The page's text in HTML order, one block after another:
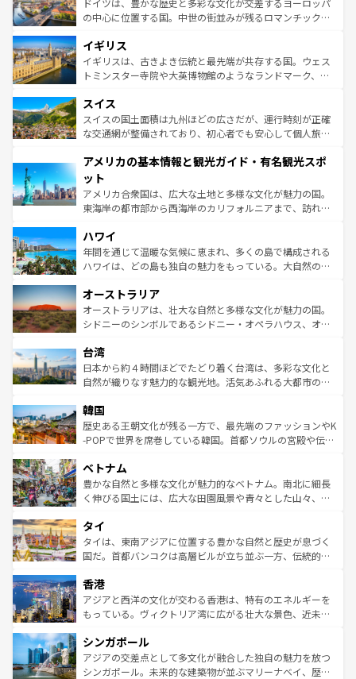
ンテンツ一覧を参照してほしい。
から魅了する。また、フランスは美食の国としても知ら
いる。シャンパンの発祥地であるランス、プロヴァンスの
香り高いラベンダー畑など、多彩な楽しみ方が可能だ。さ
らに、パリ以外の地域にも魅力が溢れており、どの街角に
れる地方に足を運ぶとそれぞれで全く異なる文化を体験で
きるだろう。 なお、新着のフランス情報はコンテンツ一覧
を参照してほしい。
ドイツは、豊かな歴史と多彩な文化が交差するヨーロッパ
の中心に位置する国。中世の街並みが残るロマンチック街
顔を持つこの国は、どこを歩いても飽きることがない。ベ
ルリンの文化的活気、バイエルン州のアルプスの絶景、そ
してライン川沿いのワイン畑といった風景は必見。ビール
は、お酒好きな人にはぜひ体験してほしい。 なお、新着の
ドイツ情報はコンテンツ一覧を参照してほしい。
イギリス
イギリスは、古きよき伝統と最先端が共存する国。ウェス
トミンスター寺院や大英博物館のようなランドマーク、歴
リアごとに異なる魅力がある。また、優雅なアフタヌーン
ティー、ビール好きにはたまらない英国パブ、サッカー観
戦など、本場だからこそできる体験も豊富。イギリスを旅
ンツ一覧を参照してほしい。
スイス
スイスの国土面積は九州ほどの広さだが、運行時刻が正確
な交通網が整備されており、初心者でも安心して個人旅行
の建物がそのまま残る町や、スイスならではのユニークな
博物館もあり、アルプス観光だけでなく町歩きも満喫する
ことができる。国民の所得が高いため物価も高いが、旅行
者向けの交通パス提供のサービスもあり、うまく活用すれ
着のスイス情報は
アメリカの基本情報と観光ガイド・有名観光スポ
ット
アメリカ合衆国は、広大な土地と多様な文化が魅力の国。
東海岸の都市部から西海岸のカリフォルニアまで、訪れる
のような巨大都市は、観光、ショッピング、エンターテイ
ンメントが詰まった刺激的なスポットだ。一方、アメリカ
西部には大自然が広がり、グランドキャニオンやイエロー
部のニューオーリンズでは、音楽と美食が融合した独特の
文化が魅力。旅行者はアメリカの各地域で異なる魅力を楽
しみながら、その多様性と豊かな歴史を感じることができ
ならではの贅沢な旅のスタイルだ。 なお、新着のアメリカ
情報はコンテンツ一覧を参照してほしい。
ハワイ
年間を通じて温暖な気候に恵まれ、多くの島で構成される
ハワイは、どの島も独自の魅力をもっている。大自然の神
ワイ島は見逃せない。また、定番の観光地といえばオアフ
島だが、静かな自然を求めるならマウイ島やカウアイ島が
おすすめ。エメラルドグリーンに輝く海をはじめ、豊かな
れるおもてなしの心で訪れる人々を迎えてくれるハワイの
人々、おいしいローカルフードやハワイアンミュージッ
ク、伝統的なフラダンスなど、すべてがハワイの魅力を彩
ワイを、存分に味わってほしい。 なお、新着のハワイ情報
はコンテンツ一覧を参照してほしい。
オーストラリア
オーストラリアは、壮大な自然と多様な文化が魅力の国。
シドニーのシンボルであるシドニー・オペラハウス、オー
リアリーフや大陸中央部にそびえるウルル（エアーズロッ
ク）、タスマニアの美しい原生林やケアンズの熱帯雨林な
ど、見どころがたくさん。また、カフェやワイン、オージ
いる。アクティビティも充実しており、サーフィンやダイ
ビング、ハイキングなど、アウトドア好きにはたまらな
い。オーストラリアの多彩な魅力を存分に味わいつくそ
参照してほしい。
台湾
日本から約４時間ほどでたどり着く台湾は、多彩な文化と
自然が織りなす魅力的な観光地。活気あふれる大都市の台
ン）、静ひつな山岳地帯である台湾東部など、都市の喧騒
と山間の静けさが共存しており、訪れる人に新しい発見と
驚きをもたらしてくれる。また、奥深い台湾の食文化も魅
容にもいいと評判のスイーツなど、バラエティ豊かな料理
が味わえる。 なお、新着の台湾情報は コンテンツ一覧を参
照してほしい。
韓国
歴史ある王朝文化が残る一方で、最先端のファッションやK
-POPで世界を席巻している韓国。首都ソウルの宮殿や伝統
き、地方に足を延ばせば四季折々の自然美を楽しむことが
できる。そして、キムチや焼肉、絶品のストリートフード
まで、さまざまな韓国料理が待っている。夜には、韓国な
リティに包まれながら、韓国の多彩な魅力を心ゆくまで味
わってみてほしい。 なお、新着の韓国情報はコンテンツ一
覧を参照してほしい。
ベトナム
豊かな自然と多様な文化が魅力的なベトナム。南北に細長
く伸びる国土には、広大な田園風景や青々とした山々、世
急速な発展と共に伝統が息づく。ハノイの古い町並みやホ
ーチミン市のフランス統治時代の建物も、独特の雰囲気を
醸し出している。また、バラエティの豊かさとおいしさで
とつ。フォーやバインミー、ベトナムコーヒーなどは、ぜ
ひ現地で味わいたい。どの地域を訪れてもあたたかい人々
が旅行者を迎えてくれるので、きっと忘れられない旅にな
参照してほしい。
タイ
タイは、東南アジアに位置する豊かな自然と歴史が息づく
国だ。首都バンコクは高層ビルが立ち並ぶ一方、伝統的な
の活気が交差している。北部ではチェンマイなどの山岳地
帯で自然と触れ合い、南部ではプーケットやクラビの美し
いビーチでリゾート気分を楽しむことができる。タイ料理
激する。気候は一年中温暖で、どの季節にも異なる楽しみ
が待っている。親しみやすいタイの人々、仏教を中心とし
た文化、そして多様な観光資源が、訪れる旅人を魅了し続
香港
アジアと西洋の文化が交わる香港は、特有のエネルギーを
もっている。ヴィクトリア湾に広がる壮大な景色、近未来
み、どこを訪れても感動するはず。観光スポットが密集し
ており、効率よく見どころを回れるのも魅力。息をのむよ
うな絶景から文化的な体験まで、香港を存分に楽しみ尽く
シンガポール
アジアの交差点として多文化が融合した独自の魅力を放つ
シンガポール。未来的な建築物が並ぶマリーナベイ、歴史